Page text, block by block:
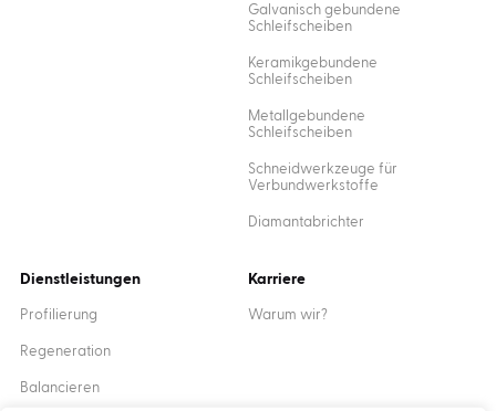
Galvanisch gebundene
Schleifscheiben
Keramikgebundene
Schleifscheiben
Metallgebundene
Schleifscheiben
Schneidwerkzeuge für
Verbundwerkstoffe
Diamantabrichter
Dienstleistungen
Profilierung
Regeneration
Balancieren
Karriere
Warum wir?